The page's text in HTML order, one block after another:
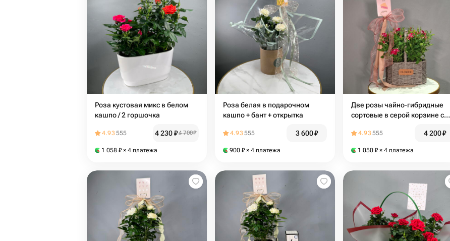
Роза кустовая микс в белом
кашпо / 2 горшочка
4.93555 4 230₽4 700₽
1 058 ₽ × 4 платежа
Роза белая в подарочном
кашпо + бант + открытка
4.93555 3 600₽
900 ₽ × 4 платежа
Две розы чайно-гибридные
сортовые в серой корзине с
4.93555 4 200₽
1 050 ₽ × 4 платежа